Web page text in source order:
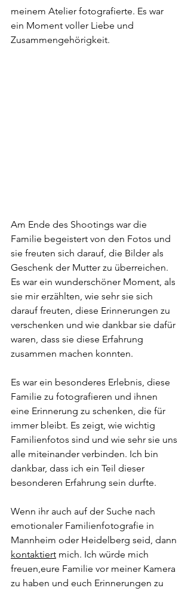
meinem Atelier fotografierte. Es war
ein Moment voller Liebe und
Zusammengehörigkeit.
Am Ende des Shootings war die
Familie begeistert von den Fotos und
sie freuten sich darauf, die Bilder als
Geschenk der Mutter zu überreichen.
Es war ein wunderschöner Moment, als
sie mir erzählten, wie sehr sie sich
darauf freuten, diese Erinnerungen zu
verschenken und wie dankbar sie dafür
waren, dass sie diese Erfahrung
zusammen machen konnten.
Es war ein besonderes Erlebnis, diese
Familie zu fotografieren und ihnen
eine Erinnerung zu schenken, die für
immer bleibt. Es zeigt, wie wichtig
Familienfotos sind und wie sehr sie uns
alle miteinander verbinden. Ich bin
dankbar, dass ich ein Teil dieser
besonderen Erfahrung sein durfte.
Wenn ihr auch auf der Suche nach
emotionaler Familienfotografie in
Mannheim oder Heidelberg seid, dann
kontaktiert mich. Ich würde mich
freuen,eure Familie vor meiner Kamera
zu haben und euch Erinnerungen zu